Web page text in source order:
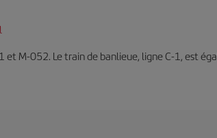
M-052. Le train de banlieue, ligne C-1, est